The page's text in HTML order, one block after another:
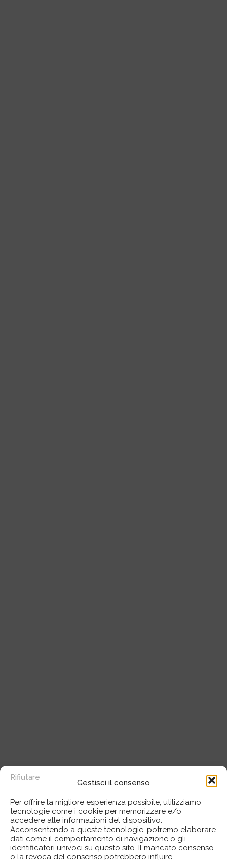
Gestisci il consenso
Per offrire la migliore esperienza possibile, utilizziamo
tecnologie come i cookie per memorizzare e/o
accedere alle informazioni del dispositivo.
Acconsentendo a queste tecnologie, potremo elaborare
dati come il comportamento di navigazione o gli
identificatori univoci su questo sito. Il mancato consenso
o la revoca del consenso potrebbero influire
Rifiutare